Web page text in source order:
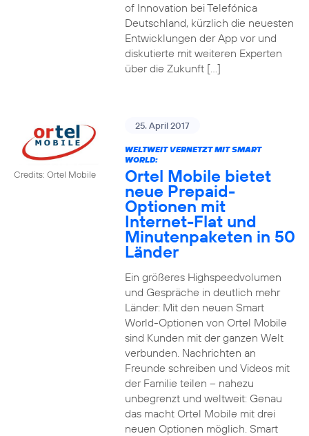
of Innovation bei Telefónica
Deutschland, kürzlich die neuesten
Entwicklungen der App vor und
diskutierte mit weiteren Experten
über die Zukunft […]
Credits: Ortel Mobile
25. April 2017
WELTWEIT VERNETZT MIT SMART
WORLD:
Ortel Mobile bietet
neue Prepaid-
Optionen mit
Internet-Flat und
Minutenpaketen in 50
Länder
Ein größeres Highspeedvolumen
und Gespräche in deutlich mehr
Länder: Mit den neuen Smart
World-Optionen von Ortel Mobile
sind Kunden mit der ganzen Welt
verbunden. Nachrichten an
Freunde schreiben und Videos mit
der Familie teilen – nahezu
unbegrenzt und weltweit: Genau
das macht Ortel Mobile mit drei
neuen Optionen möglich. Smart